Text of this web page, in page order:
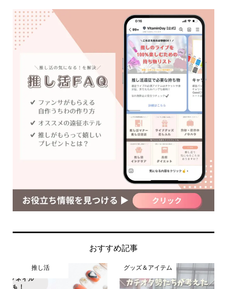
おすすめ記事
推し活 グッズ＆アイテム